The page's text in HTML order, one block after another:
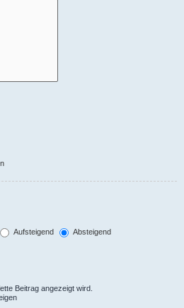
Aufsteigend
Absteigend
Beitrag angezeigt wird.